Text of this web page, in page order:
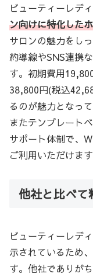
ビューティーレディ
ン向けに特化した
サロンの魅力をし
約導線やSNS連携
す。初期費用
38,800円(税込
るのが魅力となって
またテンプレート
サポート体制で、
ご利用いただけます
他社と比べて
ビューティーレデ
示されているため
す。他社でありが